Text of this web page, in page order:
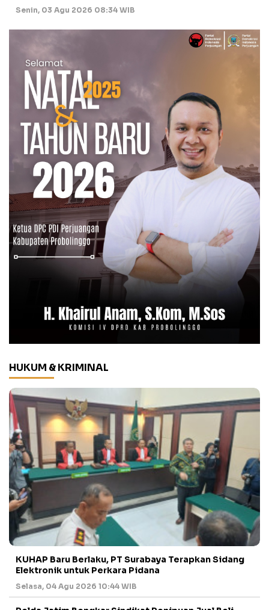
Senin, 03 Agu 2026 08:34 WIB
HUKUM & KRIMINAL
KUHAP Baru Berlaku, PT Surabaya Terapkan Sidang
Elektronik untuk Perkara Pidana
Selasa, 04 Agu 2026 10:44 WIB